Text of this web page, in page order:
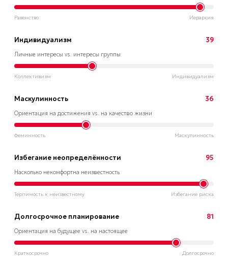
Равенство Иерархия
Индивидуализм
Личные интересы vs. интересы группы
39
Коллективизм Индивидуализм
Маскулинность
Ориентация на достижения vs. на качество жизни
36
Феминность Маскулинность
Избегание неопределённости
Насколько некомфортна неизвестность
95
Терпимость к неизвестному Избегание риска
Долгосрочное планирование
Ориентация на будущее vs. на настоящее
81
Краткосрочно Долгосрочно